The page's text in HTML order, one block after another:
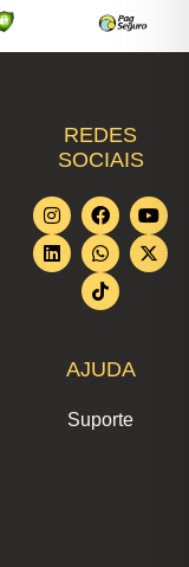
REDES
SOCIAIS
I
n
s
t
F
a
c
e
b
o
Y
o
u
t
L
i
n
k
W
h
a
t
s
a
X
-
t
w
T
i
k
t
o
k
AJUDA
Suporte